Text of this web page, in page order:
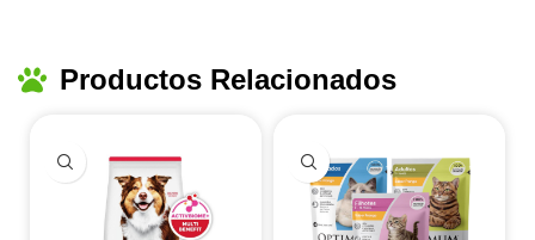
Productos Relacionados